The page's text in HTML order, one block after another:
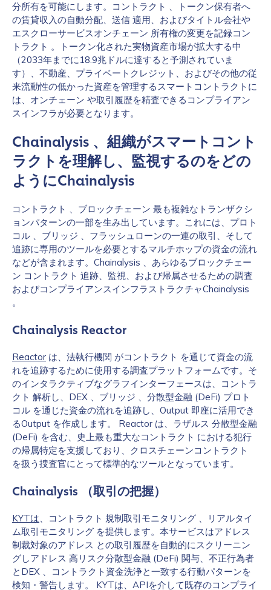
分所有を可能にします。コントラクト 、トークン保有者へ
の賃貸収入の自動分配、送信 適用、およびタイトル会社や
エスクローサービスオンチェーン 所有権の変更を記録コン
トラクト 。トークン化された実物資産市場が拡大する中
（2033年までに18.9兆ドルに達すると予測されていま
す）、不動産、プライベートクレジット、およびその他の従
来流動性の低かった資産を管理するスマートコントラクトに
は、オンチェーン や取引履歴を精査できるコンプライアン
スインフラが必要となります。
Chainalysis 、組織がスマートコント
ラクトを理解し、監視するのをどの
ようにChainalysis
コントラクト 、ブロックチェーン 最も複雑なトランザクシ
ョンパターンの一部を生み出しています。これには、プロト
コル 、ブリッジ 、フラッシュローンの一連の取引、そして
追跡に専用のツールを必要とするマルチホップの資金の流れ
などが含まれます。Chainalysis 、あらゆるブロックチェー
ン コントラクト 追跡、監視、および帰属させるための調査
およびコンプライアンスインフラストラクチャChainalysis
。
Chainalysis Reactor
Reactor は、法執行機関 がコントラクト を通じて資金の流
れを追跡するために使用する調査プラットフォームです。そ
のインタラクティブなグラフインターフェースは、コントラ
クト 解析し、DEX 、ブリッジ 、分散型金融 (DeFi) プロト
コル を通じた資金の流れを追跡し、Output 即座に活用でき
るOutput を作成します。 Reactor は、ラザルス 分散型金融
(DeFi) を含む、史上最も重大なコントラクト における犯行
の帰属特定を支援しており、クロスチェーンコントラクト
を扱う捜査官にとって標準的なツールとなっています。
Chainalysis （取引の把握）
KYTは、コントラクト 規制取引モニタリング 、リアルタイ
ム取引モニタリング を提供します。本サービスはアドレス
制裁対象のアドレス との取引履歴を自動的にスクリーニン
グしアドレス 高リスク分散型金融 (DeFi) 関与、不正行為者
とDEX 、コントラクト資金洗浄と一致する行動パターンを
検知・警告します。 KYTは、APIを介して既存のコンプライ